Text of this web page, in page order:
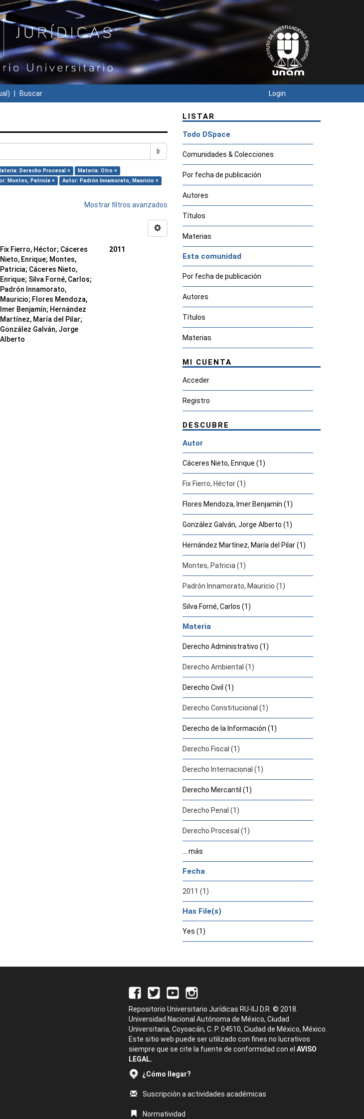
Buscar Login
Ir
Derecho Procesal ×
Materia: Otro ×
Montes, Patricia ×
Autor: Padrón Innamorato, Mauricio ×
Mostrar filtros avanzados
Fix Fierro, Héctor; Cáceres
Nieto, Enrique; Montes,
Patricia; Cáceres Nieto,
Enrique; Silva Forné, Carlos;
Padrón Innamorato,
Mauricio; Flores Mendoza,
Imer Benjamín; Hernández
Martínez, María del Pilar;
González Galván, Jorge
Alberto
2011
LISTAR
Todo DSpace
Comunidades & Colecciones
Por fecha de publicación
Autores
Títulos
Materias
Esta comunidad
Por fecha de publicación
Autores
Títulos
Materias
MI CUENTA
Acceder
Registro
DESCUBRE
Autor
Cáceres Nieto, Enrique (1)
Fix Fierro, Héctor (1)
Flores Mendoza, Imer Benjamín (1)
González Galván, Jorge Alberto (1)
Hernández Martínez, María del Pilar (1)
Montes, Patricia (1)
Padrón Innamorato, Mauricio (1)
Silva Forné, Carlos (1)
Materia
Derecho Administrativo (1)
Derecho Ambiental (1)
Derecho Civil (1)
Derecho Constitucional (1)
Derecho de la Información (1)
Derecho Fiscal (1)
Derecho Internacional (1)
Derecho Mercantil (1)
Derecho Penal (1)
Derecho Procesal (1)
... más
Fecha
2011 (1)
Has File(s)
Yes (1)
Repositorio Universitario Jurídicas RU-IIJ D.R. © 2018.
Universidad Nacional Autónoma de México, Ciudad
Universitaria, Coyoacán, C. P. 04510, Ciudad de México, México.
Este sitio web puede ser utilizado con fines no lucrativos
siempre que se cite la fuente de conformidad con el AVISO
LEGAL.
¿Cómo llegar?
Suscripción a actividades académicas
Normatividad